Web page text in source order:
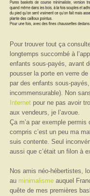
Pour trouver tout ça
longtemps succombé à
enfants sous-payés, avant
pousser la porte en verre de
par des enfants sous-
incommensurable). Non
Internet pour ne pas avoir
aux vendeurs, je l’avoue.
Ça m’a par exemple permis
compris c’est un peu ma
suis contente. Seul
aussi que c’était un filon à
Nos amis néo-hébertistes,
au minimalisme auquel
quête de mes premières